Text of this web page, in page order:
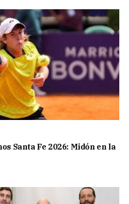
Santa Fe 2026: Midón en la